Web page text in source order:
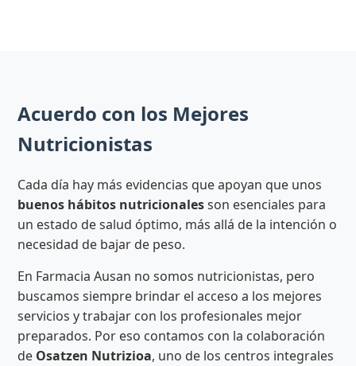
Acuerdo con los Mejores
Nutricionistas
Cada día hay más evidencias que apoyan que unos
buenos hábitos nutricionalesson esenciales para
un estado de salud óptimo, más allá de la intención o
necesidad de bajar de peso.
En Farmacia Ausan no somos nutricionistas, pero
buscamos siempre brindar el acceso a los mejores
servicios y trabajar con los profesionales mejor
preparados. Por eso contamos con la colaboración
de Osatzen Nutrizioa, uno de los centros integrales